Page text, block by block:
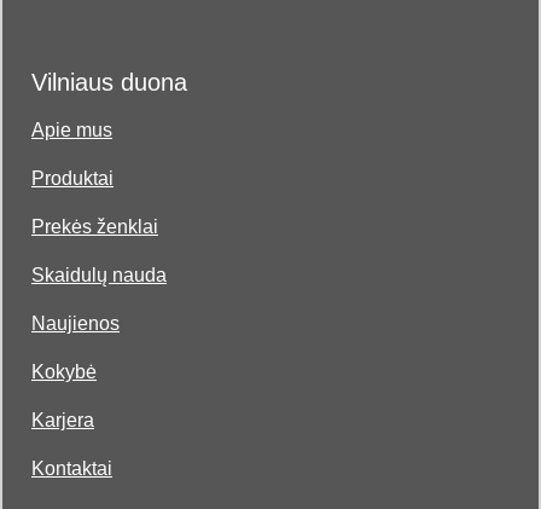
Vilniaus duona
Apie mus
Produktai
Prekės ženklai
Skaidulų nauda
Naujienos
Kokybė
Karjera
Kontaktai